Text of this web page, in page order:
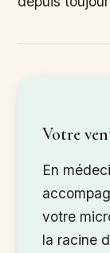
Votre
En
votre
la racine